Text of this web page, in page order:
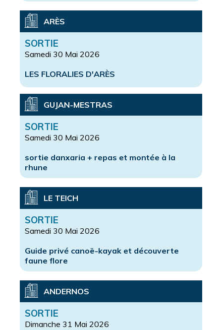
ARÈS
SORTIE
Samedi 30 Mai 2026
LES FLORALIES D'ARÈS
GUJAN-MESTRAS
SORTIE
Samedi 30 Mai 2026
sortie danxaria + repas et montée à la
rhune
LE TEICH
SORTIE
Samedi 30 Mai 2026
Guide privé canoë-kayak et découverte
faune flore
ANDERNOS
SORTIE
Dimanche 31 Mai 2026